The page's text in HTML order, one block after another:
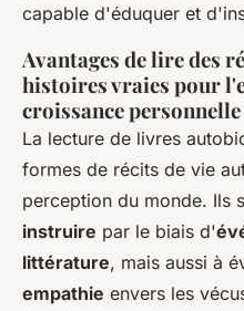
capable d'éduquer et
Avantages de lire des
histoires vraies pour
croissance personnelle
La lecture de livres
formes de récits de vie
perception du monde. Ils
instruire par le biais d'
littérature, mais aussi à
empathie envers les